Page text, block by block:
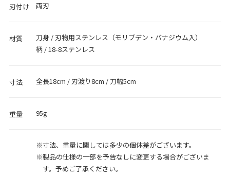
刃付け 両刃
材質
刀身 / 刃物用ステンレス（モリブデン・バナジウム入）
柄 / 18-8ステンレス
寸法 全長18cm / 刃渡り8cm / 刀幅5cm
重量 95g
寸法、重量に関しては多少の個体差がございます。
製品の仕様の一部を予告なしに変更する場合がございま
す。予めご了承ください。